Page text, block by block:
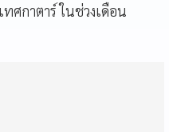
ศกาตาร์ ในช่วงเดือน